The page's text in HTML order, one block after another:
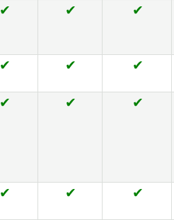
✔ ✔ ✔
✔ ✔ ✔
✔ ✔ ✔
✔ ✔ ✔